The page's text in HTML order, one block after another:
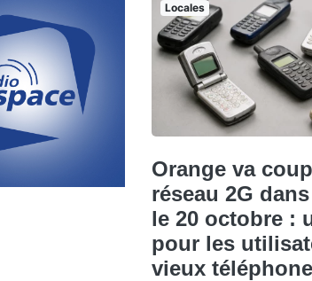
Locales
Orange va
réseau 2G
le 20 octobre :
pour les
vieux